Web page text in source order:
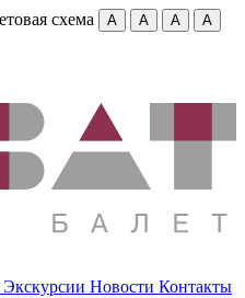
схема A A A
A
Экскурсии Новости Контакты